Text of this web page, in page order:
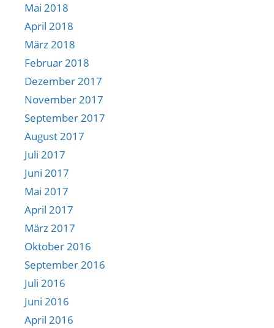
Mai 2018
April 2018
März 2018
Februar 2018
Dezember 2017
November 2017
September 2017
August 2017
Juli 2017
Juni 2017
Mai 2017
April 2017
März 2017
Oktober 2016
September 2016
Juli 2016
Juni 2016
April 2016